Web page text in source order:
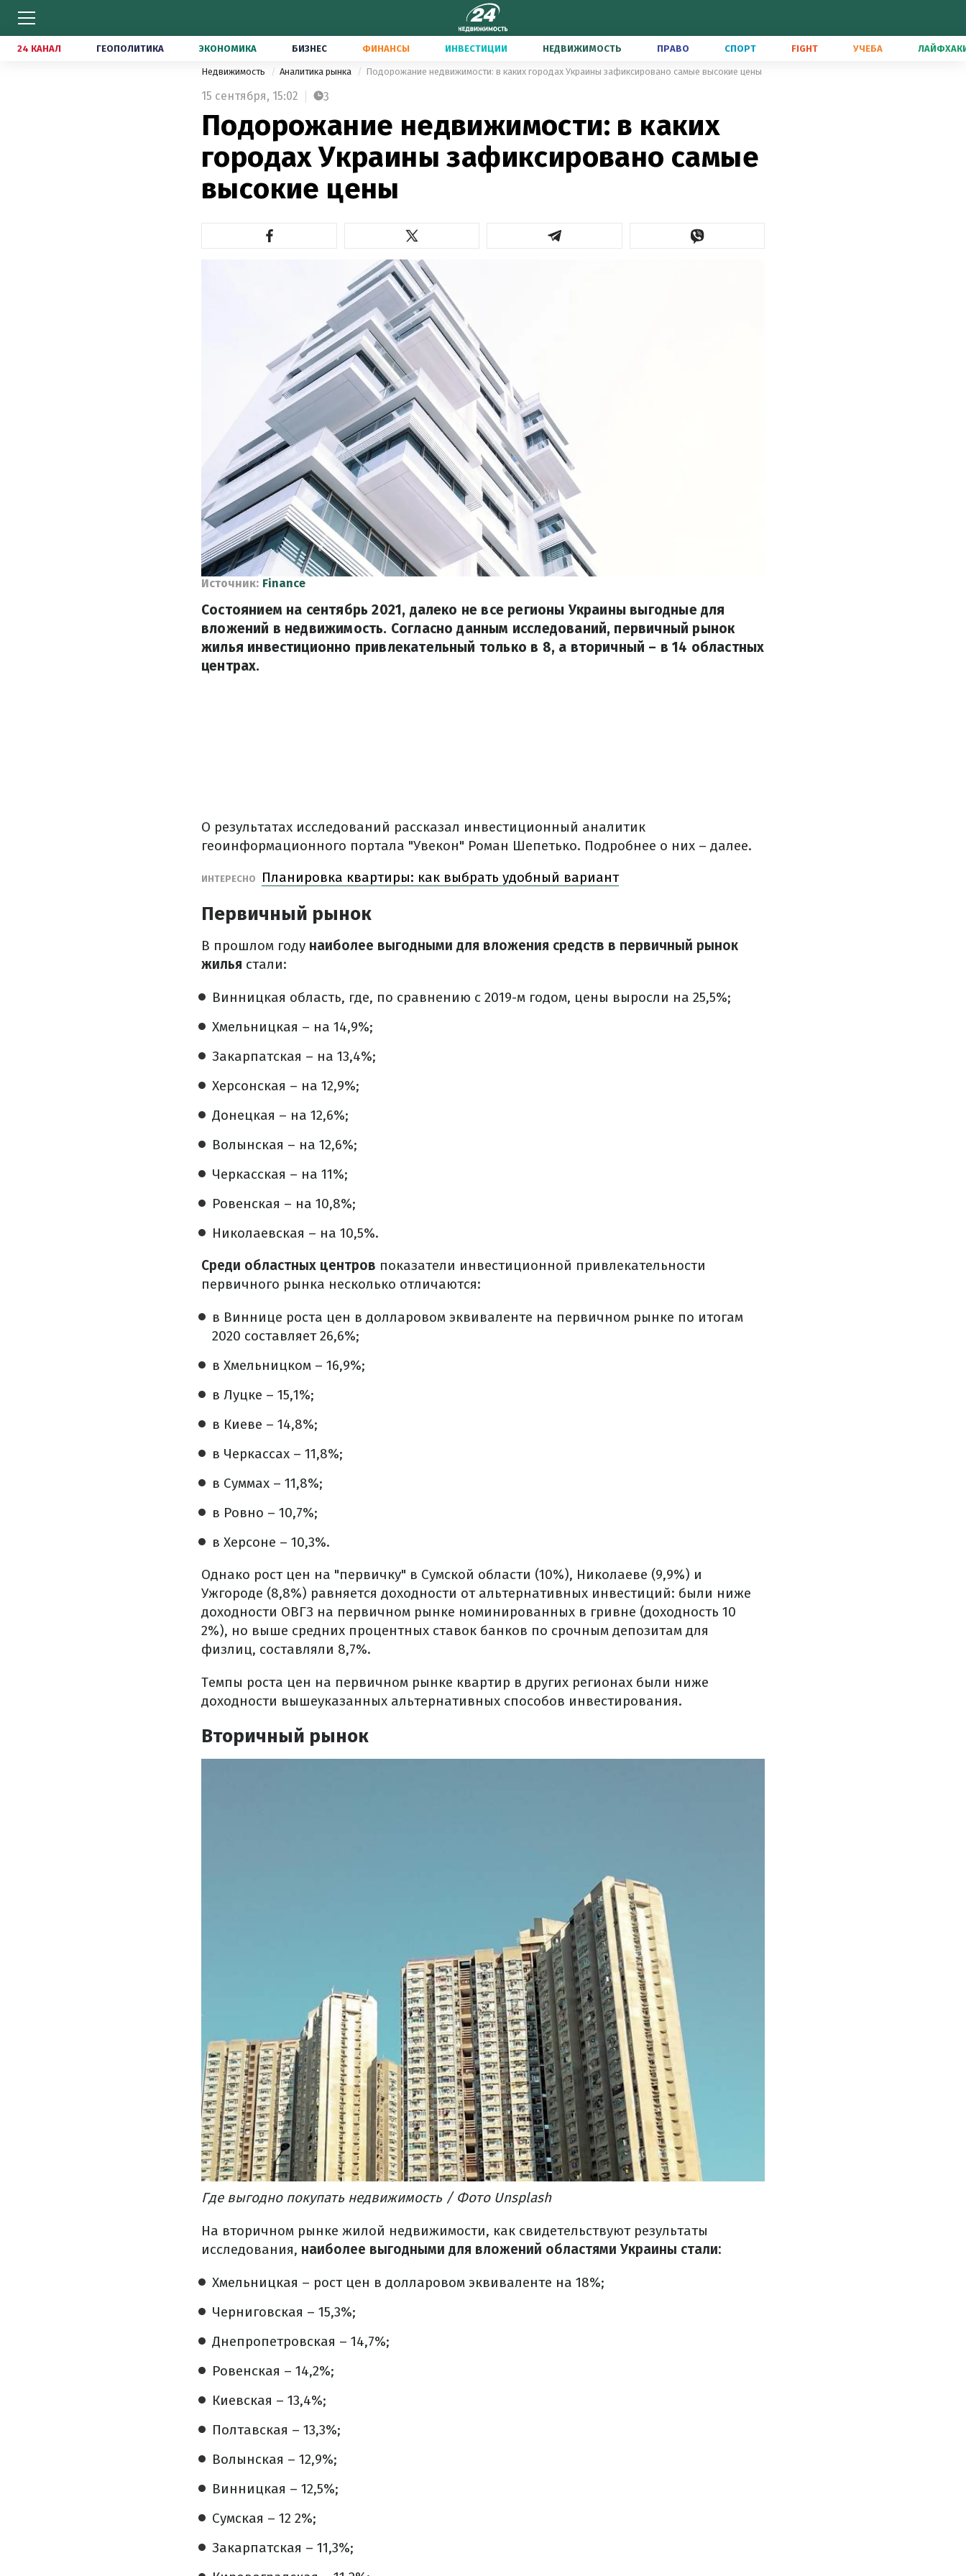
24 КАНАЛ ГЕОПОЛИТИКА ЭКОНОМИКА БИЗНЕС ФИНАНСЫ ИНВЕСТИЦИИ НЕДВИЖИМОСТЬ ПРАВО СПОРТ FIGHT УЧЕБА
Недвижимость Аналитика рынка Подорожание недвижимости: в каких городах Украины зафиксировано самые высокие цены
15 сентября, 15:02 3
Подорожание недвижимости: в каких
городах Украины зафиксировано самые
высокие цены
Источник: Finance
Состоянием на сентябрь 2021, далеко не все регионы Украины выгодные для
вложений в недвижимость. Согласно данным исследований, первичный рынок
жилья инвестиционно привлекательный только в 8, а вторичный – в 14 областных
центрах.
О результатах исследований рассказал инвестиционный аналитик
геоинформационного портала "Увекон" Роман Шепетько. Подробнее о них – далее.
ИНТЕРЕСНО Планировка квартиры: как выбрать удобный вариант
Первичный рынок
В прошлом году наиболее выгодными для вложения средств в первичный рынок
жилья стали:
Винницкая область, где, по сравнению с 2019-м годом, цены выросли на 25,5%;
Хмельницкая – на 14,9%;
Закарпатская – на 13,4%;
Херсонская – на 12,9%;
Донецкая – на 12,6%;
Волынская – на 12,6%;
Черкасская – на 11%;
Ровенская – на 10,8%;
Николаевская – на 10,5%.
Среди областных центров показатели инвестиционной привлекательности
первичного рынка несколько отличаются:
в Виннице роста цен в долларовом эквиваленте на первичном рынке по итогам
2020 составляет 26,6%;
в Хмельницком – 16,9%;
в Луцке – 15,1%;
в Киеве – 14,8%;
в Черкассах – 11,8%;
в Суммах – 11,8%;
в Ровно – 10,7%;
в Херсоне – 10,3%.
Однако рост цен на "первичку" в Сумской области (10%), Николаеве (9,9%) и
Ужгороде (8,8%) равняется доходности от альтернативных инвестиций: были ниже
доходности ОВГЗ на первичном рынке номинированных в гривне (доходность 10
2%), но выше средних процентных ставок банков по срочным депозитам для
физлиц, составляли 8,7%.
Темпы роста цен на первичном рынке квартир в других регионах были ниже
доходности вышеуказанных альтернативных способов инвестирования.
Вторичный рынок
Где выгодно покупать недвижимость / Фото Unsplash
На вторичном рынке жилой недвижимости, как свидетельствуют результаты
исследования, наиболее выгодными для вложений областями Украины стали:
Хмельницкая – рост цен в долларовом эквиваленте на 18%;
Черниговская – 15,3%;
Днепропетровская – 14,7%;
Ровенская – 14,2%;
Киевская – 13,4%;
Полтавская – 13,3%;
Волынская – 12,9%;
Винницкая – 12,5%;
Сумская – 12 2%;
Закарпатская – 11,3%;